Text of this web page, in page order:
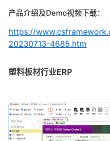
产品介绍及Demo视频下载：
https://
20230713-4685.htm
塑料板材行业ERP